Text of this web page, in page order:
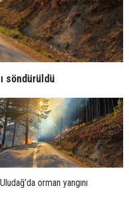
söndürüldü
Uludağ’da orman yangını